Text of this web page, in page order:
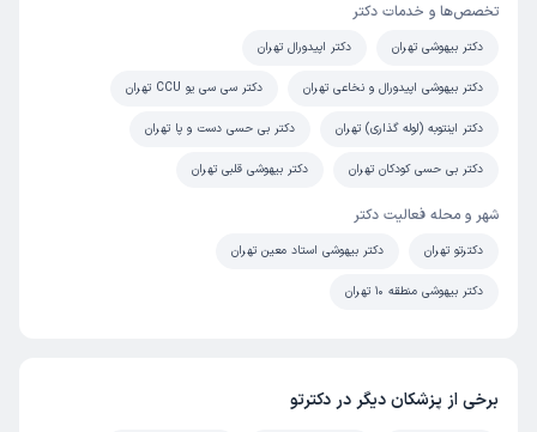
تخصص‌ها و خدمات دکتر
دکتر بیهوشی تهران دکتر اپیدورال تهران
دکتر بیهوشی اپیدورال و نخاعی تهران دکتر سی سی یو CCU تهران
دکتر اینتوبه (لوله گذاری) تهران دکتر بی حسی دست و پا تهران
دکتر بی حسی کودکان تهران دکتر بیهوشی قلبی تهران
شهر و محله فعالیت دکتر
دکترتو تهران دکتر بیهوشی استاد معین تهران
دکتر بیهوشی منطقه 10 تهران
برخی از پزشکان دیگر در دکترتو